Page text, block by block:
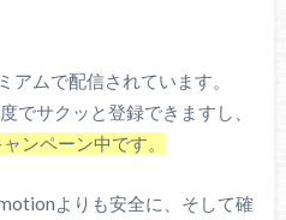
ムで配信されています。
でサクッと登録できますし、
ンペーン中です。
よりも安全に、そして確